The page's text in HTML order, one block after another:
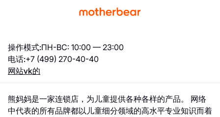
操作模式:ПН-ВС: 10:00 — 23:00
电话:+7 (499) 270-40-40
网站vk的
熊妈妈是一家连锁店，为儿童提供各种各样的产品。 网络
中代表的所有品牌都以儿童细分领域的高水平专业知识而着